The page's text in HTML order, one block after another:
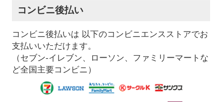
コンビニ後払い
コンビニ後払いは 以下のコンビニエンスストアでお
支払いいただけます。
（セブン-イレブン、ローソン、ファミリーマートな
ど全国主要コンビニ）